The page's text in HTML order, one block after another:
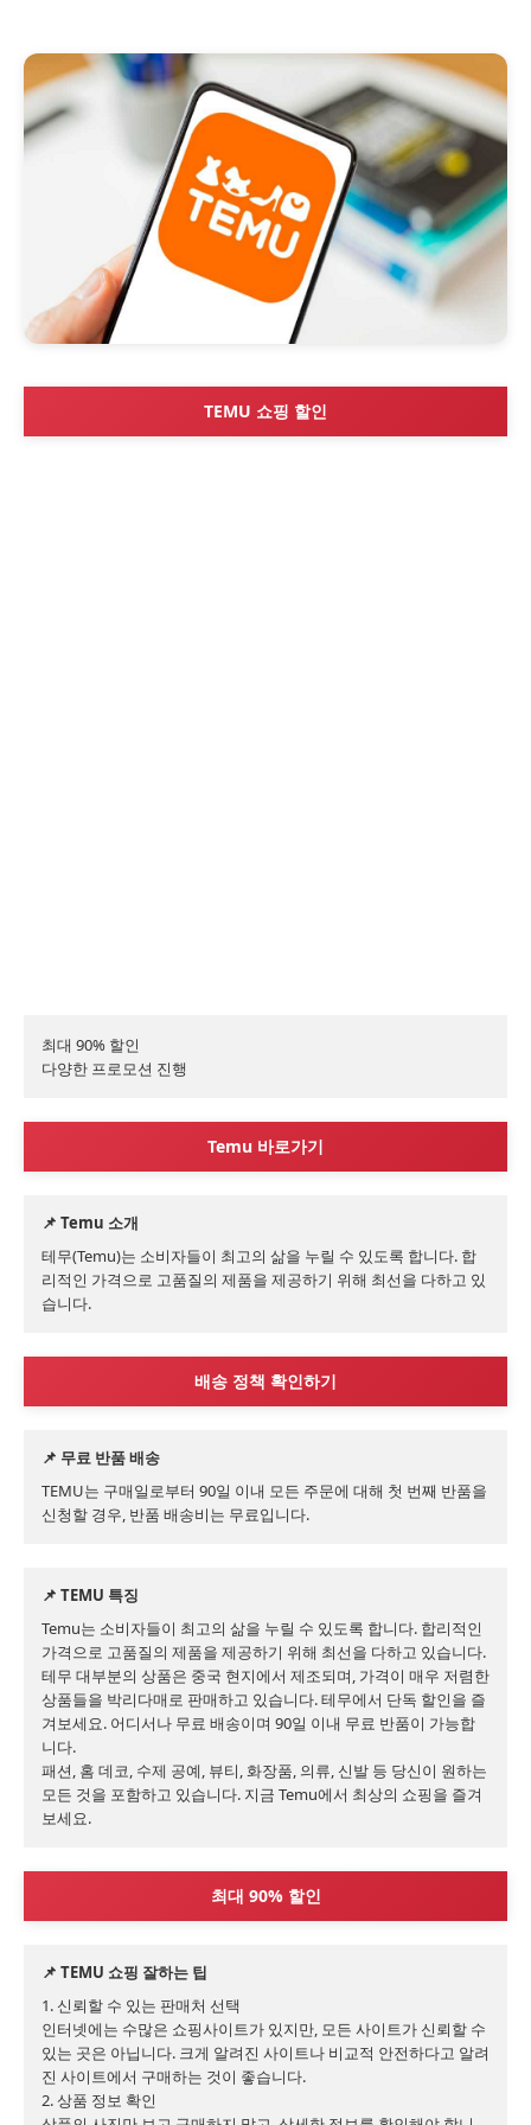
TEMU 쇼핑 할인
최대 90% 할인
다양한 프로모션 진행
Temu 바로가기
📌 Temu 소개
테무(Temu)는 소비자들이 최고의 삶을 누릴 수 있도록 합니다. 합
리적인 가격으로 고품질의 제품을 제공하기 위해 최선을 다하고 있
습니다.
배송 정책 확인하기
📌 무료 반품 배송
TEMU는 구매일로부터 90일 이내 모든 주문에 대해 첫 번째 반품을
📌 TEMU 특징
Temu는 소비자들이 최고의 삶을 누릴 수 있도록 합니다. 합리적인
가격으로 고품질의 제품을 제공하기 위해 최선을 다하고 있습니다.
테무 대부분의 상품은 중국 현지에서 제조되며, 가격이 매우 저렴한
상품들을 박리다매로 판매하고 있습니다. 테무에서 단독 할인을 즐
겨보세요. 어디서나 무료 배송이며 90일 이내 무료 반품이 가능합
니다.
패션, 홈 데코, 수제 공예, 뷰티, 화장품, 의류, 신발 등 당신이 원하는
모든 것을 포함하고 있습니다. 지금 Temu에서 최상의 쇼핑을 즐겨
보세요.
최대 90% 할인
📌 TEMU 쇼핑 잘하는 팁
1. 신뢰할 수 있는 판매처 선택
인터넷에는 수많은 쇼핑사이트가 있지만, 모든 사이트가 신뢰할 수
있는 곳은 아닙니다. 크게 알려진 사이트나 비교적 안전하다고 알려
진 사이트에서 구매하는 것이 좋습니다.
2. 상품 정보 확인